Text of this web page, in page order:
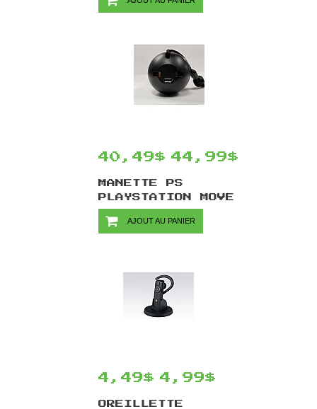
PLAYSTATION
40,49$ 44,99$
MANETTE PS
PLAYSTATION MOVE
AVEC DÉTECTION
DE MOUVEMENTS
AJOUT AU PANIER
4,49$ 4,99$
OREILLETTE